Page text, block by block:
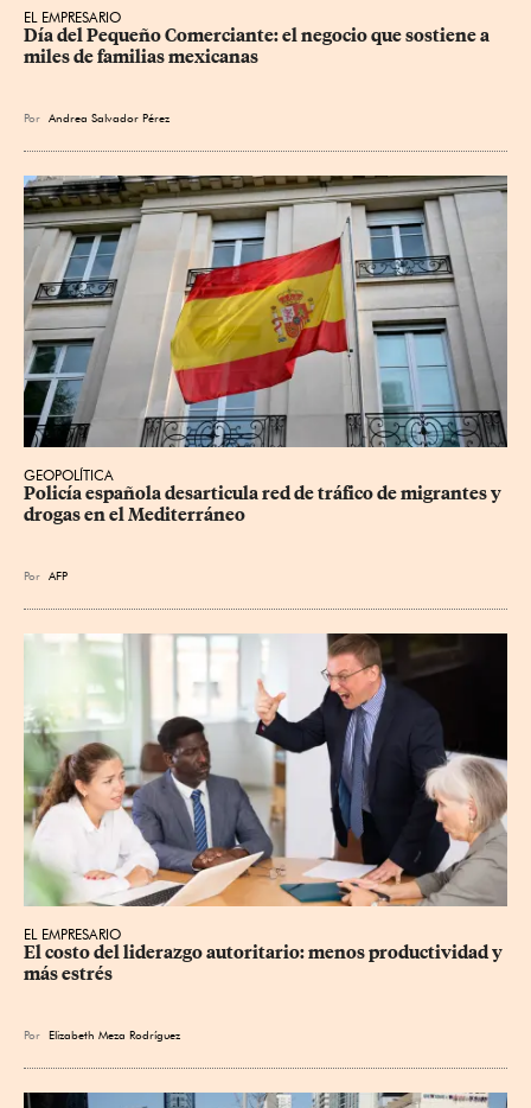
EL EMPRESARIO
Día del Pequeño Comerciante: el negocio que sostiene a
miles de familias mexicanas
Por Andrea Salvador Pérez
GEOPOLÍTICA
Policía española desarticula red de tráfico de migrantes y
drogas en el Mediterráneo
Por AFP
EL EMPRESARIO
El costo del liderazgo autoritario: menos productividad y
más estrés
Por Elizabeth Meza Rodríguez